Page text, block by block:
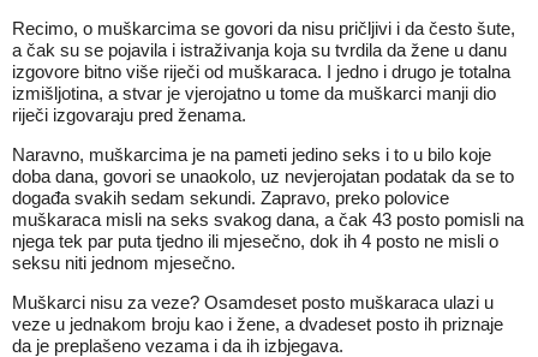
Recimo, o muškarcima se govori da nisu pričljivi i da često šute,
a čak su se pojavila i istraživanja koja su tvrdila da žene u danu
izgovore bitno više riječi od muškaraca. I jedno i drugo je totalna
izmišljotina, a stvar je vjerojatno u tome da muškarci manji dio
riječi izgovaraju pred ženama.
Naravno, muškarcima je na pameti jedino seks i to u bilo koje
doba dana, govori se unaokolo, uz nevjerojatan podatak da se to
događa svakih sedam sekundi. Zapravo, preko polovice
muškaraca misli na seks svakog dana, a čak 43 posto pomisli na
njega tek par puta tjedno ili mjesečno, dok ih 4 posto ne misli o
seksu niti jednom mjesečno.
Muškarci nisu za veze? Osamdeset posto muškaraca ulazi u
veze u jednakom broju kao i žene, a dvadeset posto ih priznaje
da je preplašeno vezama i da ih izbjegava.